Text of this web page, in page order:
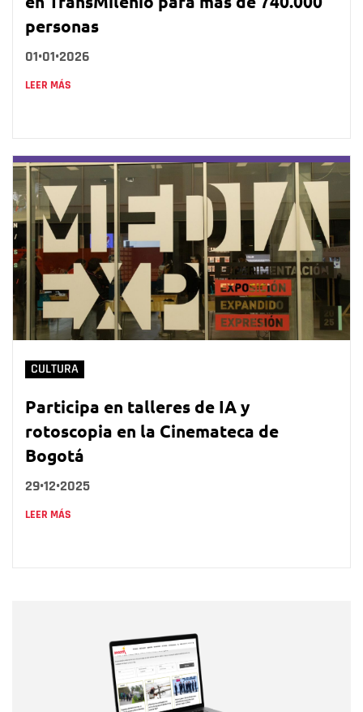
personas
01•01•2026
LEER MÁS
CULTURA
Participa en talleres de IA y
rotoscopia en la Cinemateca de
Bogotá
29•12•2025
LEER MÁS
Correo electrónico